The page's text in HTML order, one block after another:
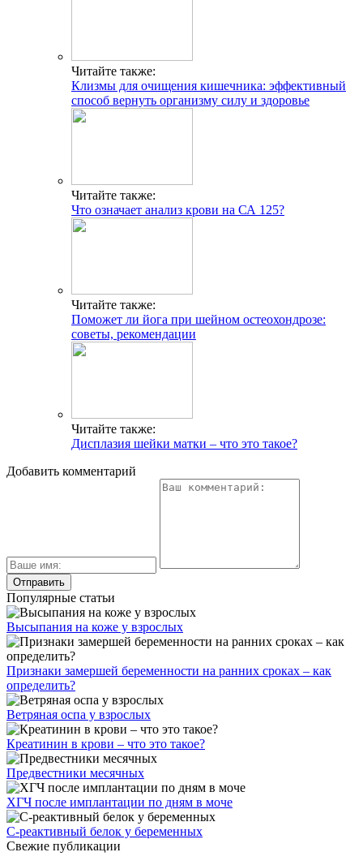
Читайте также:
Клизмы для очищения кишечника: эффективный
способ вернуть организму силу и здоровье
Читайте также:
Что означает анализ крови на СА 125?
Читайте также:
Поможет ли йога при шейном остеохондрозе:
советы, рекомендации
Читайте также:
Дисплазия шейки матки – что это такое?
Добавить комментарий
Популярные статьи
Высыпания на коже у взрослых
Признаки замершей беременности на ранних сроках – как
определить?
Ветряная оспа у взрослых
Креатинин в крови – что это такое?
Предвестники месячных
ХГЧ после имплантации по дням в моче
С-реактивный белок у беременных
Свежие публикации